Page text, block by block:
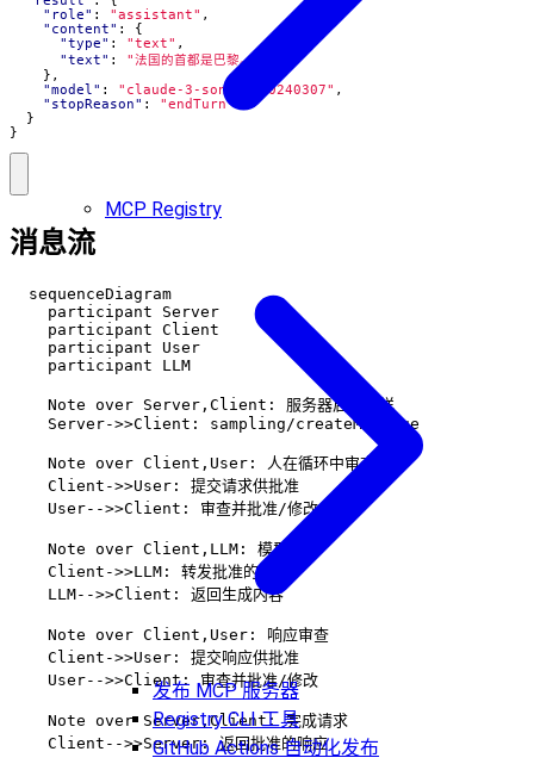
MCP Registry
发布 MCP 服务器
Registry CLI 工具
GitHub Actions 自动化发布
"role" : "assistant" ,
"content" :
{
"type" : "text" ,
"text" :
"法国的首都是巴黎。"
},
"model" : "claude-3-sonnet-20240307" ,
"stopReason" :
"endTurn"
}
}
消息流
  sequenceDiagram
    participant Server
    participant Client
    participant User
    participant LLM
    Note over Server,Client: 服务器启动采样
    Server->>Client: sampling/createMessage
    Note over Client,User: 人在循环中审查
    Client->>User: 提交请求供批准
    User-->>Client: 审查并批准/修改
    Note over Client,LLM: 模型交互
    Client->>LLM: 转发批准的请求
    LLM-->>Client: 返回生成内容
    Note over Client,User: 响应审查
    Client->>User: 提交响应供批准
    User-->>Client: 审查并批准/修改
    Note over Server,Client: 完成请求